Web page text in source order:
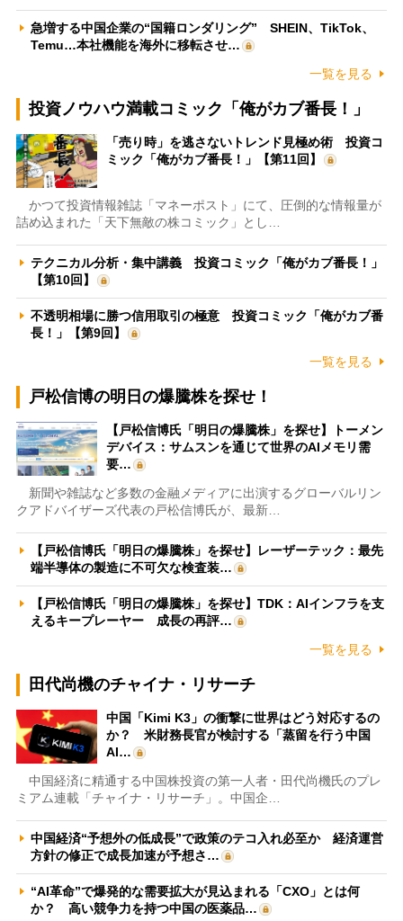
急増する中国企業の“国籍ロンダリング” SHEIN、TikTok、
Temu…本社機能を海外に移転させ…
一覧を見る
投資ノウハウ満載コミック「俺がカブ番長！」
「売り時」を逃さないトレンド見極め術 投資コ
ミック「俺がカブ番長！」【第11回】
かつて投資情報雑誌「マネーポスト」にて、圧倒的な情報量が
詰め込まれた「天下無敵の株コミック」とし…
テクニカル分析・集中講義 投資コミック「俺がカブ番長！」
【第10回】
不透明相場に勝つ信用取引の極意 投資コミック「俺がカブ番
長！」【第9回】
一覧を見る
戸松信博の明日の爆騰株を探せ！
【戸松信博氏「明日の爆騰株」を探せ】トーメン
デバイス：サムスンを通じて世界のAIメモリ需
要…
新聞や雑誌など多数の金融メディアに出演するグローバルリン
クアドバイザーズ代表の戸松信博氏が、最新…
【戸松信博氏「明日の爆騰株」を探せ】レーザーテック：最先
端半導体の製造に不可欠な検査装…
【戸松信博氏「明日の爆騰株」を探せ】TDK：AIインフラを支
えるキープレーヤー 成長の再評…
一覧を見る
田代尚機のチャイナ・リサーチ
中国「Kimi K3」の衝撃に世界はどう対応するの
か？ 米財務長官が検討する「蒸留を行う中国
AI…
中国経済に精通する中国株投資の第一人者・田代尚機氏のプレ
ミアム連載「チャイナ・リサーチ」。中国企…
中国経済“予想外の低成長”で政策のテコ入れ必至か 経済運営
方針の修正で成長加速が予想さ…
“AI革命”で爆発的な需要拡大が見込まれる「CXO」とは何
か？ 高い競争力を持つ中国の医薬品…